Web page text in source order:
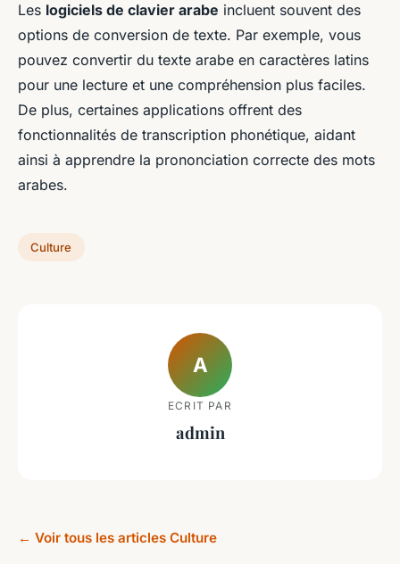
Les logiciels de clavier arabe incluent souvent des
options de conversion de texte. Par exemple, vous
pouvez convertir du texte arabe en caractères latins
pour une lecture et une compréhension plus faciles.
De plus, certaines applications offrent des
fonctionnalités de transcription phonétique, aidant
ainsi à apprendre la prononciation correcte des mots
arabes.
Culture
A
ECRIT PAR
admin
← Voir tous les articles Culture